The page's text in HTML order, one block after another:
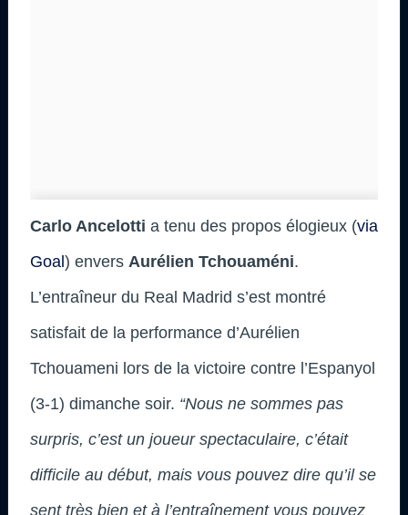
Carlo Ancelotti a tenu des propos élogieux (via
Goal) envers Aurélien Tchouaméni.
L’entraîneur du Real Madrid s’est montré
satisfait de la performance d’Aurélien
Tchouameni lors de la victoire contre l’Espanyol
(3-1) dimanche soir. “Nous ne sommes pas
surpris, c’est un joueur spectaculaire, c’était
difficile au début, mais vous pouvez dire qu’il se
sent très bien et à l’entraînement vous pouvez